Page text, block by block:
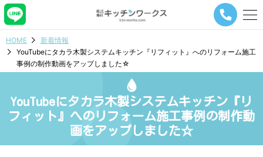
メ
ー
ビ
シ
ョ
ン
タ
HOME
新着情報
YouTubeにタカラ木製システムキッチン『リフィット』へのリフォーム施工
事例の制作動画をアップしました☆
YouTubeにタカラ木製システムキッチン『リ
フィット』へのリフォーム施工事例の制作動
画をアップしました☆